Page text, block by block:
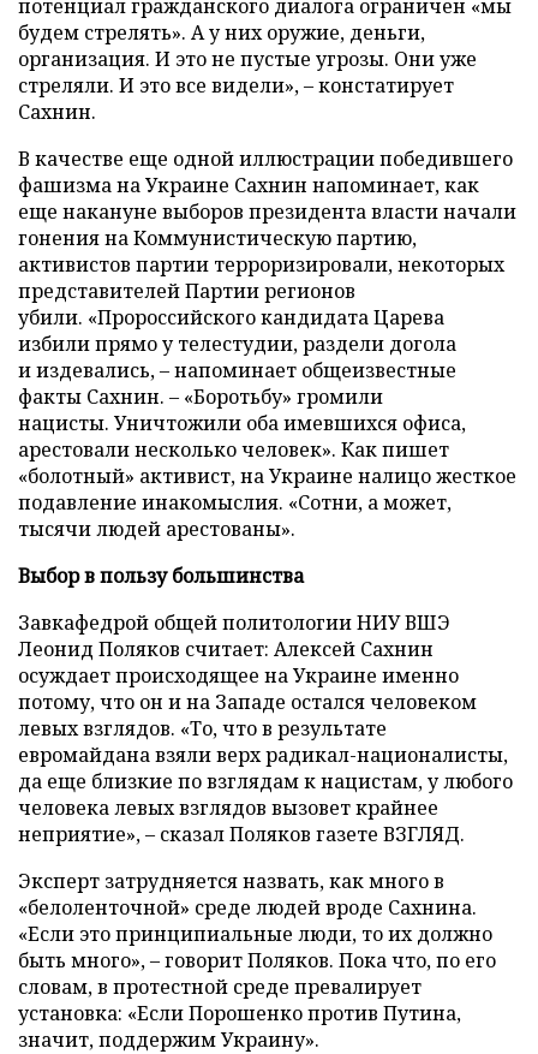
потенциал гражданского диалога ограничен «мы
будем стрелять». А у них оружие, деньги,
организация. И это не пустые угрозы. Они уже
стреляли. И это все видели»,–констатирует
Сахнин.
В качестве еще одной иллюстрации победившего
фашизма на Украине Сахнин напоминает, как
еще накануне выборов президента власти начали
гонения на Коммунистическую партию,
активистов партии терроризировали, некоторых
представителей Партии регионов
убили. «Пророссийского кандидата Царева
избили прямо у телестудии, раздели догола
и издевались,–напоминает общеизвестные
факты Сахнин. – «Боротьбу» громили
нацисты. Уничтожили оба имевшихся офиса,
арестовали несколько человек». Как пишет
«болотный» активист, на Украине налицо жесткое
подавление инакомыслия. «Сотни, а может,
тысячи людей арестованы».
Выбор в пользу большинства
Завкафедрой общей политологии НИУ ВШЭ
Леонид Поляков считает: Алексей Сахнин
осуждает происходящее на Украине именно
потому, что он и на Западе остался человеком
левых взглядов. «То, что в результате
евромайдана взяли верх радикал-националисты,
да еще близкие по взглядам к нацистам, у любого
человека левых взглядов вызовет крайнее
неприятие»,– сказал Поляков газете ВЗГЛЯД.
Эксперт затрудняется назвать, как много в
«белоленточной» среде людей вроде Сахнина.
«Если это принципиальные люди, то их должно
быть много»,–говорит Поляков. Пока что, по его
словам, в протестной среде превалирует
установка: «Если Порошенко против Путина,
значит, поддержим Украину».